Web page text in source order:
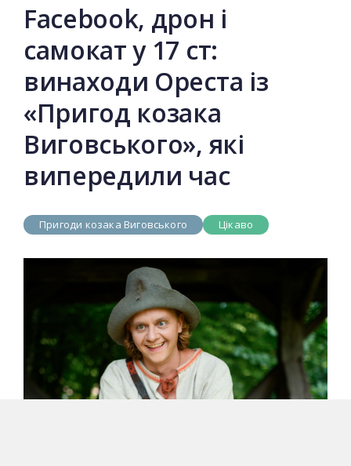
Facebook, дрон і
самокат у 17 ст:
винаходи Ореста із
«Пригод козака
Виговського», які
випередили час
Пригоди козака Виговського Цікаво